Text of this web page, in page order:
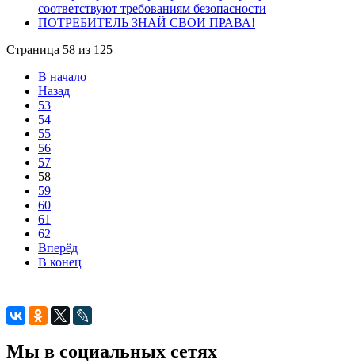
соответствуют требованиям безопасности
ПОТРЕБИТЕЛЬ ЗНАЙ СВОИ ПРАВА!
Страница 58 из 125
В начало
Назад
53
54
55
56
57
58
59
60
61
62
Вперёд
В конец
Мы в социальных сетях